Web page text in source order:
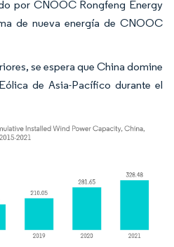
por CNOOC Rongfeng Energy
de nueva energía de CNOOC
se espera que China domine
de Asia-Pacífico durante el